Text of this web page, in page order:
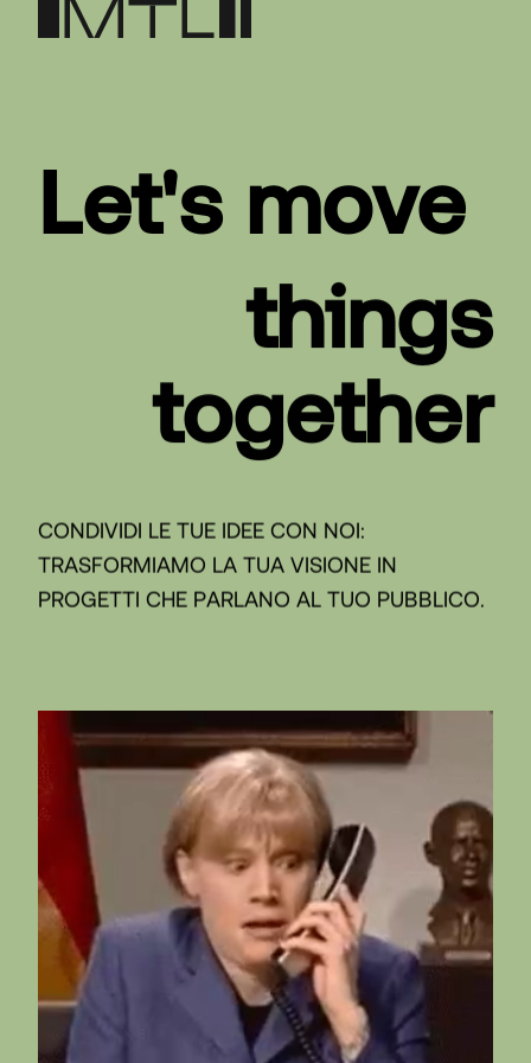
Let's move
things
together
CONDIVIDI LE TUE IDEE CON NOI:
TRASFORMIAMO LA TUA VISIONE IN
PROGETTI CHE PARLANO AL TUO PUBBLICO.